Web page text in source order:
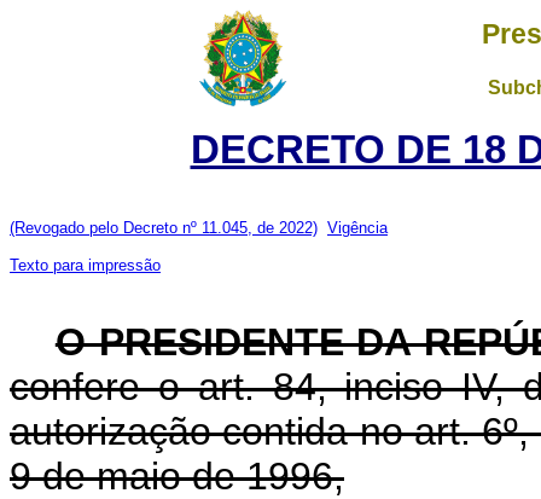
DECRETO DE 18
(Revogado pelo Decreto nº 11.045, de 2022) Vigência
Texto para impressão
O PRESIDENTE DA
confere o art. 84, inciso IV,
autorização contida no art.
9 de maio de 1996,